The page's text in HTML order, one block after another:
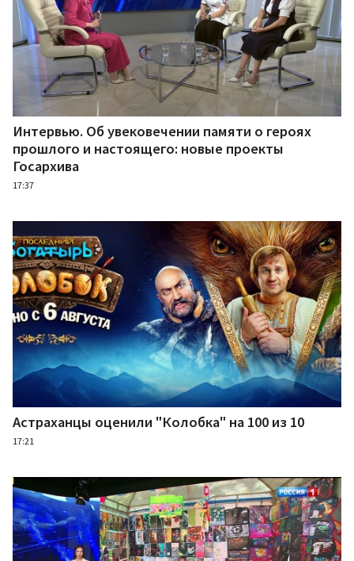
Интервью. Об увековечении памяти о героях
прошлого и настоящего: новые проекты
Госархива
17:37
Астраханцы оценили "Колобка" на 100 из 10
17:21